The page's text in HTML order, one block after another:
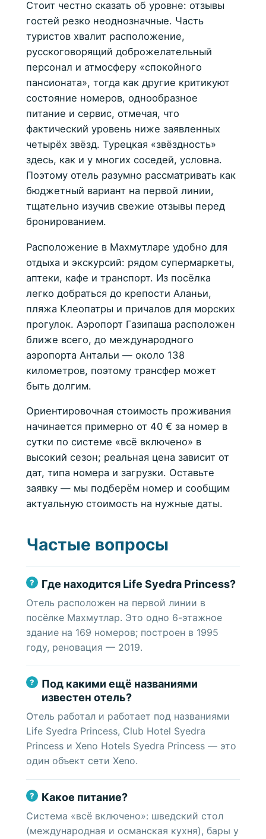
Стоит честно сказать об уровне: отзывы
гостей резко неоднозначные. Часть
туристов хвалит расположение,
русскоговорящий доброжелательный
персонал и атмосферу «спокойного
пансионата», тогда как другие критикуют
состояние номеров, однообразное
питание и сервис, отмечая, что
фактический уровень ниже заявленных
четырёх звёзд. Турецкая «звёздность»
здесь, как и у многих соседей, условна.
Поэтому отель разумно рассматривать как
бюджетный вариант на первой линии,
тщательно изучив свежие отзывы перед
бронированием.
Расположение в Махмутларе удобно для
отдыха и экскурсий: рядом супермаркеты,
аптеки, кафе и транспорт. Из посёлка
легко добраться до крепости Аланьи,
пляжа Клеопатры и причалов для морских
прогулок. Аэропорт Газипаша расположен
ближе всего, до международного
аэропорта Антальи — около 138
километров, поэтому трансфер может
быть долгим.
Ориентировочная стоимость проживания
начинается примерно от 40 € за номер в
сутки по системе «всё включено» в
высокий сезон; реальная цена зависит от
дат, типа номера и загрузки. Оставьте
заявку — мы подберём номер и сообщим
актуальную стоимость на нужные даты.
Частые вопросы
Где находится Life Syedra Princess?
Отель расположен на первой линии в
посёлке Махмутлар. Это одно 6-этажное
здание на 169 номеров; построен в 1995
году, реновация — 2019.
Под какими ещё названиями
известен отель?
Отель работал и работает под названиями
Life Syedra Princess, Club Hotel Syedra
Princess и Xeno Hotels Syedra Princess — это
один объект сети Xeno.
Какое питание?
Система «всё включено»: шведский стол
(международная и османская кухня), бары у